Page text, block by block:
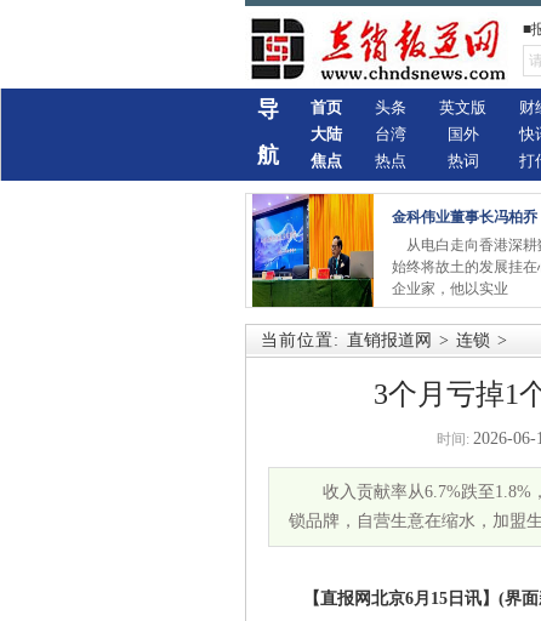
■
导
航
首页
大陆
焦点
头条
台湾
热点
英文版
国外
热词
财
快
打
金科伟业董事长冯柏乔
从电白走向香港深耕
始终将故土的发展挂在
企业家，他以实业
当前位置: 直销报道网 > 连锁 >
3个月亏掉1
时间: 2026-06-
收入贡献率从6.7%跌至
锁品牌，自营生意在缩水，加盟
【直报网北京6月15日讯】(界